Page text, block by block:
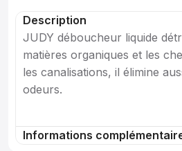
Description
JUDY déboucheur liquide
matières organiques et les
les canalisations, il élimine
odeurs.
Informations